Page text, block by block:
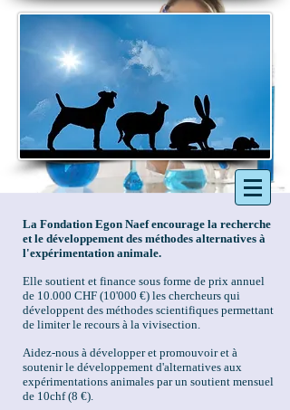
La Fondation Egon Naef encourage la recherche
et le développement des méthodes alternatives à
l'expérimentation animale.
Elle soutient et finance sous forme de prix annuel
de 10.000 CHF (10'000 €) les chercheurs qui
développent des méthodes scientifiques permettant
de limiter le recours à la vivisection.
Aidez-nous à développer et promouvoir et à
soutenir le développement d'alternatives aux
expérimentations animales par un soutient mensuel
de 10chf (8 €).